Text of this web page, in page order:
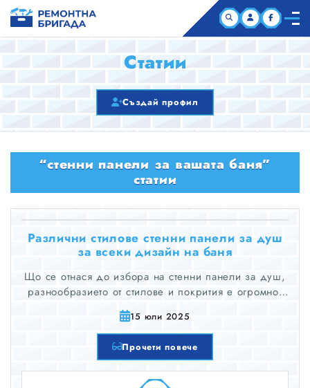
НАЧАЛО
КОМПАНИИ
ЗА НАС
Статии
Създай профил
“стенни панели за вашата баня”
статии
Различни стилове стенни панели за душ
за всеки дизайн на баня
Що се отнася до избора на стенни панели за душ,
разнообразието от стилове и покрития е огромно,
което ви позволява да персонализирате външния
вид и усещането на вашата баня, така че да
отговарят на личните ви предпочитания.
15 юли 2025
Прочети повече